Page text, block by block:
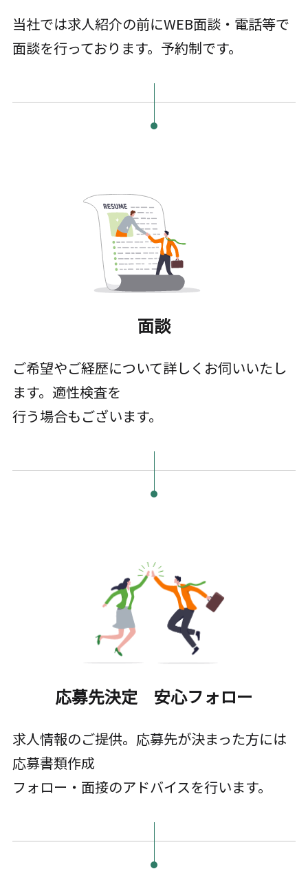
当社では求人紹介の前にWEB面談・電話等で
面談を行っております。予約制です。
面談
ご希望やご経歴について詳しくお伺いいたし
ます。適性検査を
行う場合もございます。
応募先決定 安心フォロー
求人情報のご提供。応募先が決まった方には
応募書類作成
フォロー・面接のアドバイスを行います。